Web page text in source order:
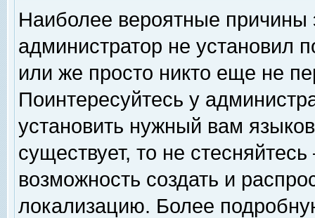
Наиболее вероятные причины
администратор не установил
или же просто никто еще не
Поинтересуйтесь у
установить нужный вам
существует, то не
возможность создать и
локализацию. Более